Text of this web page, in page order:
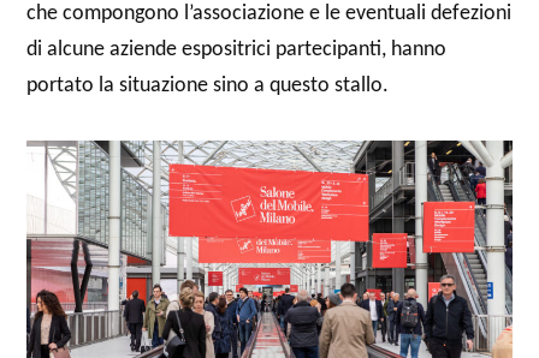
che compongono l’associazione e le eventuali defezioni
di alcune aziende espositrici partecipanti, hanno
portato la situazione sino a questo stallo.